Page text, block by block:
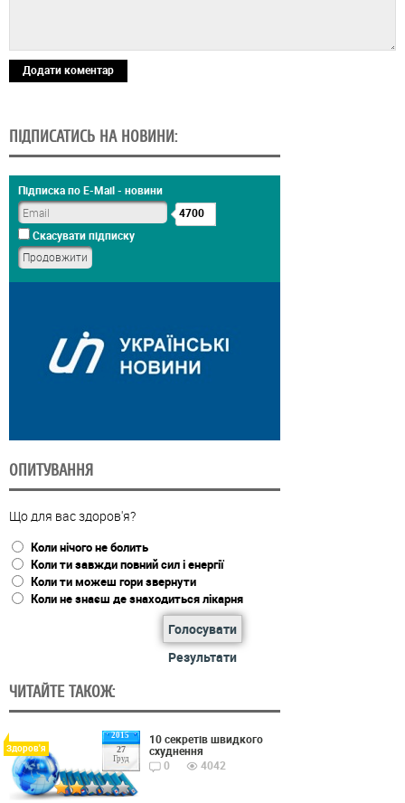
Додати коментар
ПІДПИСАТИСЬ НА НОВИНИ:
Підписка по E-Mail - новини
4700
Скасувати підписку
ОПИТУВАННЯ
Що для вас здоров'я?
Коли нічого не болить
Коли ти завжди повний сил і енергії
Коли ти можеш гори звернути
Коли не знаєш де знаходиться лікарня
Голосувати
Результати
ЧИТАЙТЕ ТАКОЖ:
2015
27
Груд
Здоров'я
10 секретів швидкого
схуднення
0
4042